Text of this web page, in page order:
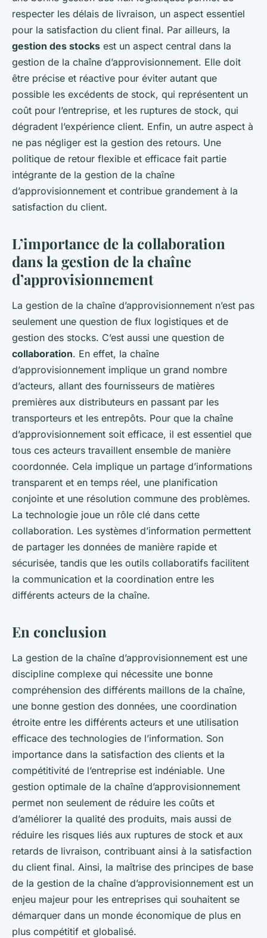
respecter les délais de livraison, un aspect essentiel
pour la satisfaction du client final. Par ailleurs, la
gestion des stocks est un aspect central dans la
gestion de la chaîne d’approvisionnement. Elle doit
être précise et réactive pour éviter autant que
possible les excédents de stock, qui représentent un
coût pour l’entreprise, et les ruptures de stock, qui
dégradent l’expérience client. Enfin, un autre aspect à
ne pas négliger est la gestion des retours. Une
politique de retour flexible et efficace fait partie
intégrante de la gestion de la chaîne
d’approvisionnement et contribue grandement à la
satisfaction du client.
L’importance de la collaboration
dans la gestion de la chaîne
d’approvisionnement
La gestion de la chaîne d’approvisionnement n’est pas
seulement une question de flux logistiques et de
gestion des stocks. C’est aussi une question de
collaboration. En effet, la chaîne
d’approvisionnement implique un grand nombre
d’acteurs, allant des fournisseurs de matières
premières aux distributeurs en passant par les
transporteurs et les entrepôts. Pour que la chaîne
d’approvisionnement soit efficace, il est essentiel que
tous ces acteurs travaillent ensemble de manière
coordonnée. Cela implique un partage d’informations
transparent et en temps réel, une planification
conjointe et une résolution commune des problèmes.
La technologie joue un rôle clé dans cette
collaboration. Les systèmes d’information permettent
de partager les données de manière rapide et
sécurisée, tandis que les outils collaboratifs facilitent
la communication et la coordination entre les
différents acteurs de la chaîne.
En conclusion
La gestion de la chaîne d’approvisionnement est une
discipline complexe qui nécessite une bonne
compréhension des différents maillons de la chaîne,
une bonne gestion des données, une coordination
étroite entre les différents acteurs et une utilisation
efficace des technologies de l’information. Son
importance dans la satisfaction des clients et la
compétitivité de l’entreprise est indéniable. Une
gestion optimale de la chaîne d’approvisionnement
permet non seulement de réduire les coûts et
d’améliorer la qualité des produits, mais aussi de
réduire les risques liés aux ruptures de stock et aux
retards de livraison, contribuant ainsi à la satisfaction
du client final. Ainsi, la maîtrise des principes de base
de la gestion de la chaîne d’approvisionnement est un
enjeu majeur pour les entreprises qui souhaitent se
démarquer dans un monde économique de plus en
plus compétitif et globalisé.